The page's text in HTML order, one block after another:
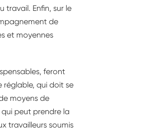
travail. Enfin, sur le
de
et moyennes
feront
réglable, qui doit se
moyens de
peut prendre la
travailleurs soumis